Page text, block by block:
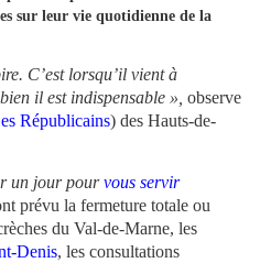
sur leur vie quotidienne de la
C’est lorsqu’il vient à
il est indispensable », observe
Républicains) des Hauts-de-
un jour pourvous servir
prévu la fermeture totale ou
du Val-de-Marne, les
Denis, les consultations